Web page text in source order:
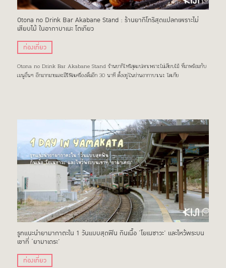
Otona no Drink Bar Akabane Stand : ร้านยากิโทริสุดแปลกเพราะไม่
เสียบไม้ ในอากาบาเนะ โตเกียว
ท่องเที่ยว
Otona no Drink Bar Akabane Stand ร้านยากิโทริสุดแปลกเพราะไม่เสียบไม้ ที่มาพร้อมกับ
เมนูอื่นๆ อีกมากมายและมีรีฟิลเครื่องดื่มอีก 30 นาที ตั้งอยู่ในย่านอากาบาเนะ โตเกีย
รูทแนะนำยามากาตะใน 1 วันแบบสุดฟิน กินเนื้อ ‘โยเนซาวะ’ และไหว้พระบน
เขาที่ ‘ยามาเดระ’
ท่องเที่ยว